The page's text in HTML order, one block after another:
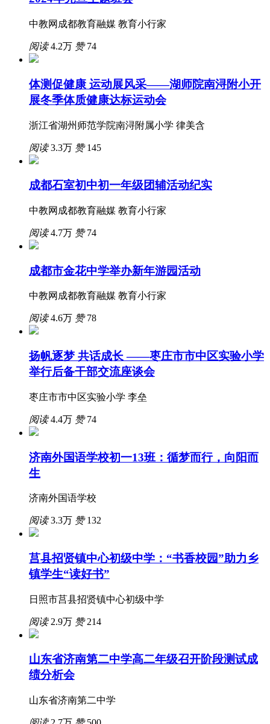
中教网成都教育融媒 教育小行家
阅读4.2万 赞74
体测促健康 运动展风采——湖师院南浔附小开
展冬季体质健康达标运动会
浙江省湖州师范学院南浔附属小学 律美含
阅读3.3万 赞145
成都石室初中初一年级团辅活动纪实
中教网成都教育融媒 教育小行家
阅读4.7万 赞74
成都市金花中学举办新年游园活动
中教网成都教育融媒 教育小行家
阅读4.6万 赞78
扬帆逐梦 共话成长 ——枣庄市市中区实验小学
举行后备干部交流座谈会
枣庄市市中区实验小学 李垒
阅读4.4万 赞74
济南外国语学校初一13班：循梦而行，向阳而
生
济南外国语学校
阅读3.3万 赞132
莒县招贤镇中心初级中学：“书香校园”助力乡
镇学生“读好书”
日照市莒县招贤镇中心初级中学
阅读2.9万 赞214
山东省济南第二中学高二年级召开阶段测试成
绩分析会
山东省济南第二中学